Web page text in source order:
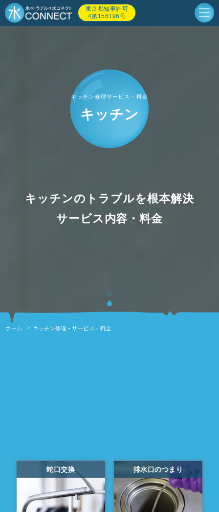
東京都知事許可
4第156196号
キッチン修理サービス・料金
キッチン
キッチンのトラブルを根本解決
サービス内容・料金
ホーム キッチン修理 - サービス・料金
蛇口交換 排水口のつまり